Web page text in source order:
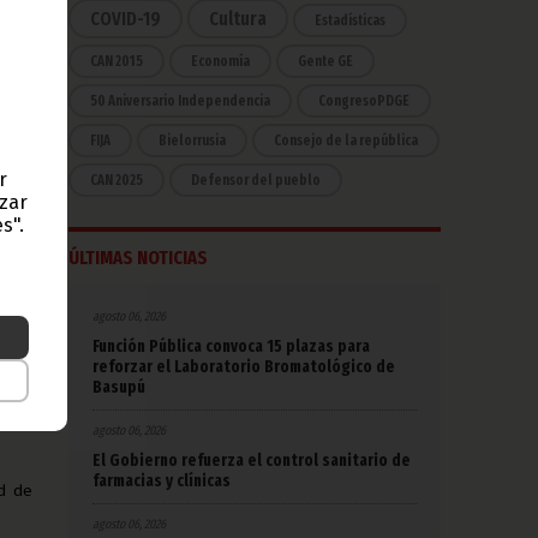
al
el
de
de
COVID-19 Cultura Estadísticas
CAN 2015 Economía Gente GE
50 Aniversario Independencia CongresoPDGE
FIJA Bielorrusia Consejo de la república
CAN 2025 Defensor del pueblo
ÚLTIMAS NOTICIAS
agosto 06, 2026
Función Pública convoca 15 plazas para
reforzar el Laboratorio Bromatológico de
Basupú
agosto 06, 2026
El Gobierno refuerza el control sanitario de
farmacias y clínicas
agosto 06, 2026